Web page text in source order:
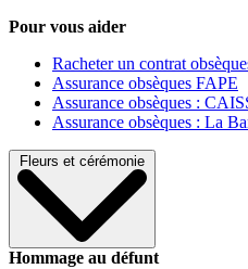
Pour vous aider
Racheter un contrat
Assurance obsèques FAPE
Assurance obsèques :
Assurance obsèques : La
Fleurs et cérémonie
Hommage au défunt